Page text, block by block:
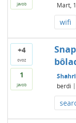
javob
Mart,
wifi
+4
ovoz
1
javob
berdi |